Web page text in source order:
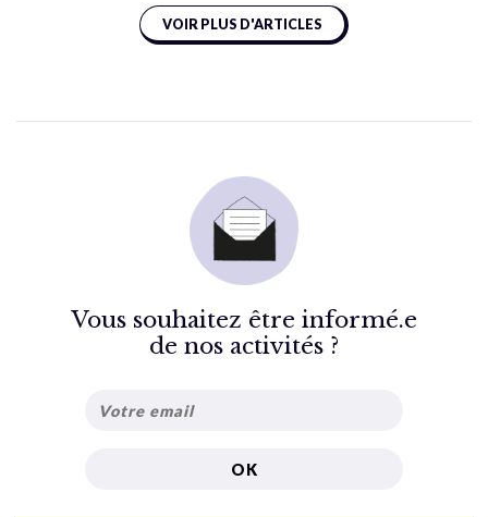
VOIR PLUS D'ARTICLES
Vous souhaitez être informé.e
de nos activités ?